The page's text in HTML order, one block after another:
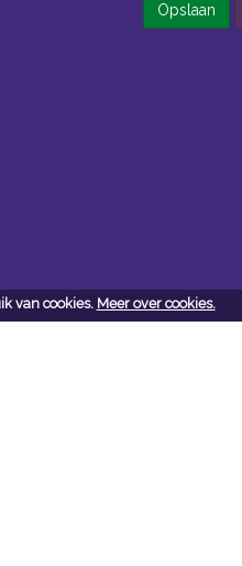
van cookies. Meer over cookies.
Opslaan